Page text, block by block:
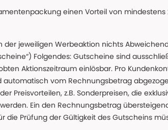
einen Vorteil von
jeweiligen Werbeaktion nichts
Folgendes: Gutscheine sind
Aktionszeitraum einlösbar. Pro
vom Rechnungsbetrag
Preisvorteilen, z.B. Sonderpreisen, die
Ein den Rechnungsbetrag
Prüfung der Gültigkeit des Gutscheins